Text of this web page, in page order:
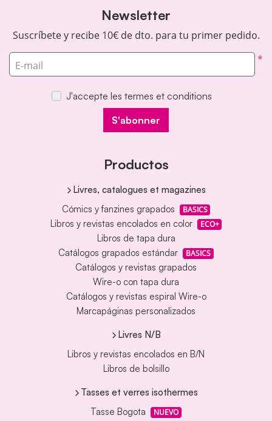
Newsletter
Suscríbete y recibe 10€ de dto. para tu primer pedido.
*
E-mail
J'accepte les termes et conditions
S'abonner
Productos
Livres, catalogues et magazines
Cómics y fanzines grapados
BASICS
Libros y revistas encolados en color ECO+
Libros de tapa dura
Catálogos grapados estándar
BASICS
Catálogos y revistas grapados
Wire-o con tapa dura
Catálogos y revistas espiral Wire-o
Marcapáginas personalizados
Livres N/B
Libros y revistas encolados en B/N
Libros de bolsillo
Tasses et verres isothermes
Tasse Bogota
NUEVO